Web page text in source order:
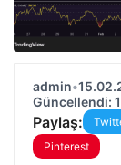
admin•
Güncellendi:
Paylaş:
Pinterest